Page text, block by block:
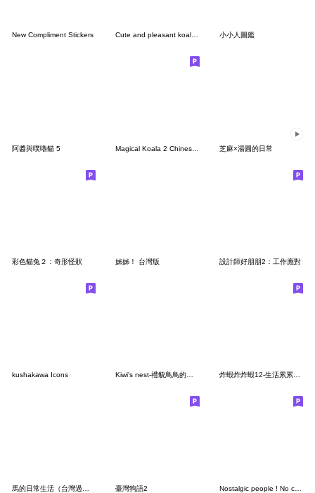
New Compliment Stickers Cute and pleasant koalas 5 小小人圖鑑
阿醬與噗嚕貓 5 芝麻×湯圓的日常
彩色貓兔２：奇形怪狀 姊姊！ 台灣版 設計師好朋朋2：工作應對
kushakawa Icons Kiwi's nest-禮貌鳥鳥的職場求生記 炸蝦炸炸蝦12-生活累累蝦（超巨）
臺灣狗語2 Nostalgic people ! No character ver.3